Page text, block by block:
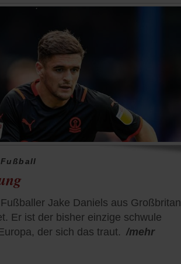
Jake Daniels aus
Er ist der bisher einzige schwule
der sich das traut. /mehr